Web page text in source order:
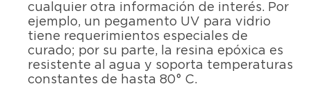
cualquier otra información de interés. Por
ejemplo, un pegamento UV para vidrio
tiene requerimientos especiales de
curado; por su parte, la resina epóxica es
resistente al agua y soporta temperaturas
constantes de hasta 80° C.